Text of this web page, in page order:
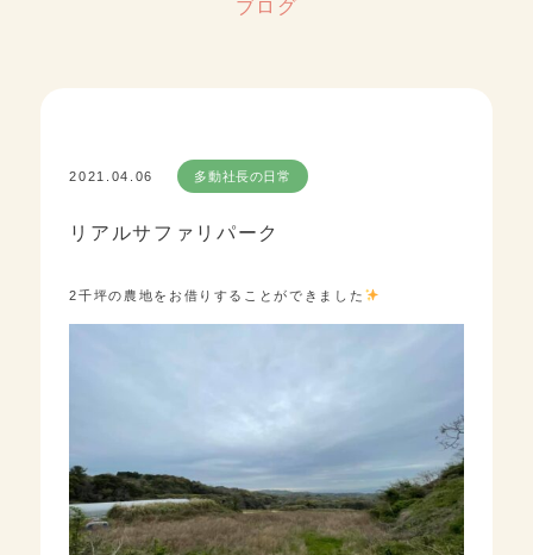
ブログ
2021.04.06 多動社長の日常
リアルサファリパーク
2千坪の農地をお借りすることができました